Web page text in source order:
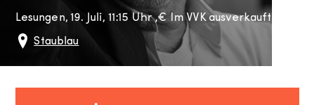
Lesungen,19. Juli, 11:15 Uhr,
Staublau
Oldenburg 26122
€ Im VVK ausverkauft.